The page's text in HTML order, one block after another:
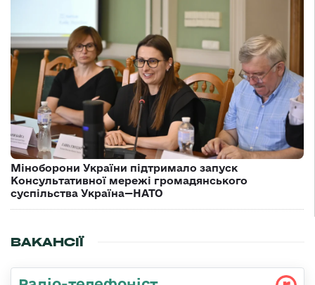
Міноборони України підтримало запуск
Консультативної мережі громадянського
суспільства Україна—НАТО
ВАКАНСІЇ